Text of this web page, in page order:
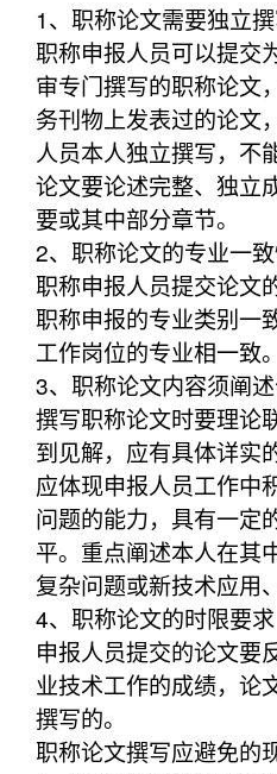
1、职称论文需要独立
职称申报人员可以提交
审专门撰写的职称论文
务刊物上发表过的论文
人员本人独立撰写，不
论文要论述完整、独立
要或其中部分章节。
2、职称论文的专业一
职称申报人员提交论文
职称申报的专业类别一
工作岗位的专业相一致。
3、职称论文内容须阐
撰写职称论文时要理论
到见解，应有具体详实
应体现申报人员工作中
问题的能力，具有一定
平。重点阐述本人在其
复杂问题或新技术应用
4、职称论文的时限要求
申报人员提交的论文要
业技术工作的成绩，论
撰写的。
职称论文撰写应避免的